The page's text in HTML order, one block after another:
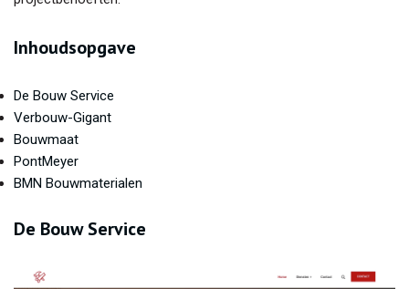
Inhoudsopgave
De Bouw Service
Verbouw-Gigant
Bouwmaat
PontMeyer
BMN Bouwmaterialen
De Bouw Service